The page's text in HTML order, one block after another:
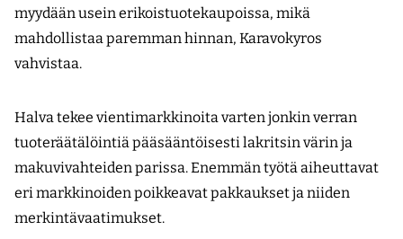
myydään usein erikoistuote­kaupoissa, mikä
mahdollistaa paremman hinnan, Karavokyros
vahvistaa.
Halva tekee vientimarkkinoita varten jonkin verran
tuoteräätälöintiä pääsääntöisesti lakritsin värin ja
makuvivahteiden parissa. Enemmän työtä aiheuttavat
eri markkinoiden poikkeavat pakkaukset ja niiden
merkintävaatimukset.